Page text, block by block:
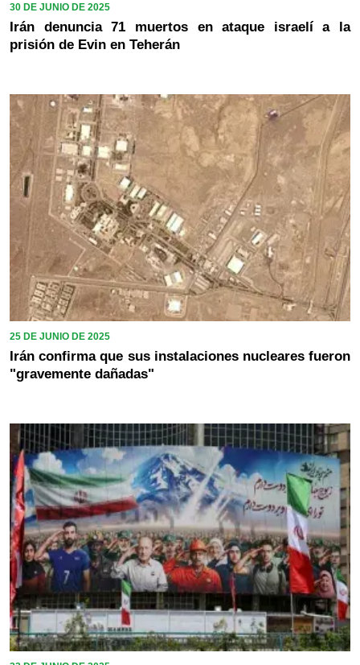
30 DE JUNIO DE 2025
Irán denuncia 71 muertos en ataque israelí a la
prisión de Evin en Teherán
25 DE JUNIO DE 2025
Irán confirma que sus instalaciones nucleares fueron
"gravemente dañadas"